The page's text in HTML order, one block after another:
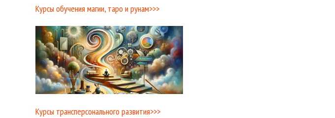
Курсы обучения магии, таро и рунам>>>
Курсы трансперсонального развития>>>